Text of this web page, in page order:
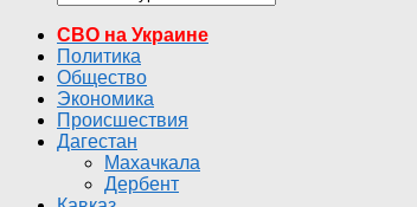
СВО на Украине
Политика
Общество
Экономика
Происшествия
Дагестан
Махачкала
Дербент